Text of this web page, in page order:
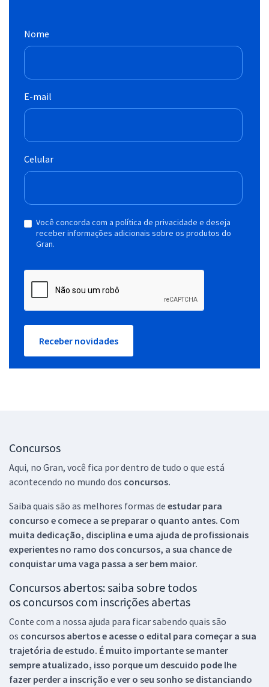
Nome
E-mail
Celular
Você concorda com a política de privacidade e deseja
receber informações adicionais sobre os produtos do
Gran.
Receber novidades
Concursos
Aqui, no Gran, você fica por dentro de tudo o que está
acontecendo no mundo dos concursos.
Saiba quais são as melhores formas de estudar para
concurso e comece a se preparar o quanto antes. Com
muita dedicação, disciplina e uma ajuda de profissionais
experientes no ramo dos concursos, a sua chance de
conquistar uma vaga passa a ser bem maior.
Concursos abertos: saiba sobre todos
os concursos com inscrições abertas
Conte com a nossa ajuda para ficar sabendo quais são
os concursos abertos e acesse o edital para começar a sua
trajetória de estudo. É muito importante se manter
sempre atualizado, isso porque um descuido pode lhe
fazer perder a inscrição e ver o seu sonho se distanciando